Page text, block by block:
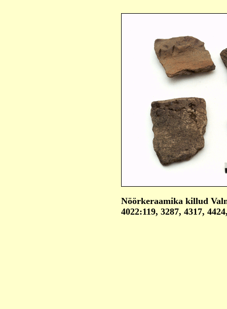
Nöörkeraamika killud
4022:119, 3287, 4317,